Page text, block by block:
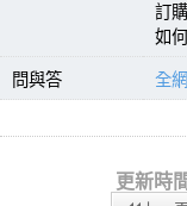
訂
如
問與答 全
更新時